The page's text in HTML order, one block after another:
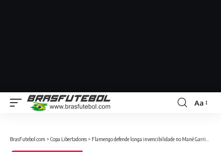
Aa
BrasFutebol.com > Copa Libertadores > Flamengo defende longa invencibilidade no Mané Garrincha contra o Defensa y Justicia